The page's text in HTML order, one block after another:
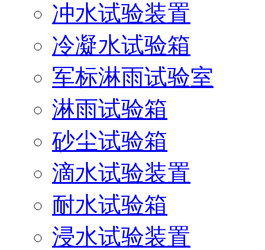
冲水试验装置
冷凝水试验箱
军标淋雨试验室
淋雨试验箱
砂尘试验箱
滴水试验装置
耐水试验箱
浸水试验装置